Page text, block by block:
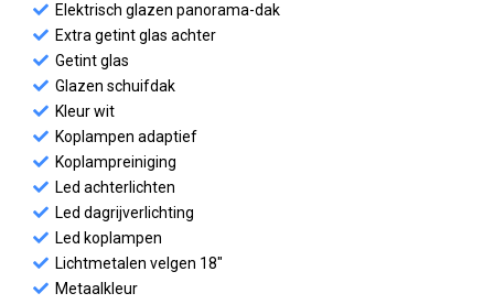
Elektrisch glazen panorama-dak
Extra getint glas achter
Getint glas
Glazen schuifdak
Kleur wit
Koplampen adaptief
Koplampreiniging
Led achterlichten
Led dagrijverlichting
Led koplampen
Lichtmetalen velgen 18"
Metaalkleur